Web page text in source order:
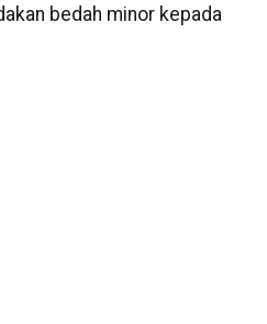
bedah minor kepada